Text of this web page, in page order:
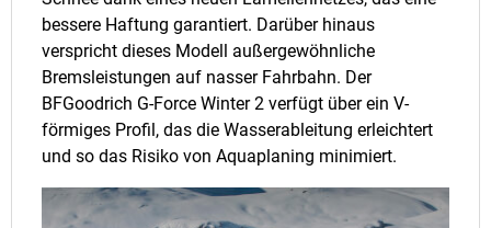
bessere Haftung garantiert. Darüber hinaus
verspricht dieses Modell außergewöhnliche
Bremsleistungen auf nasser Fahrbahn. Der
BFGoodrich G-Force Winter 2 verfügt über ein V-
förmiges Profil, das die Wasserableitung erleichtert
und so das Risiko von Aquaplaning minimiert.